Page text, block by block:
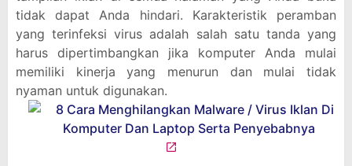
tidak dapat Anda hindari. Karakteristik peramban
yang terinfeksi virus adalah salah satu tanda yang
harus dipertimbangkan jika komputer Anda mulai
memiliki kinerja yang menurun dan mulai tidak
nyaman untuk digunakan.